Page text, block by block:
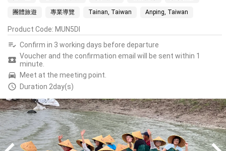
團體旅遊 專業導覽 Tainan, Taiwan Anping, Taiwan
Product Code: MUN5DI
Confirm in 3 working days before departure
Voucher and the confirmation email will be sent within 1
minute.
Meet at the meeting point.
Duration 2day(s)